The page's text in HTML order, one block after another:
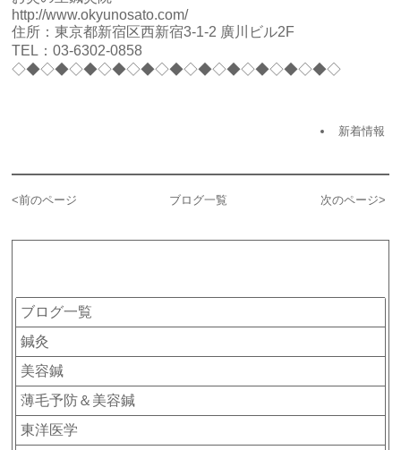
http://www.okyunosato.com/
住所：東京都新宿区西新宿3-1-2 廣川ビル2F
TEL：03-6302-0858
◇◆◇◆◇◆◇◆◇◆◇◆◇◆◇◆◇◆◇◆◇◆◇
新着情報
<前のページ ブログ一覧 次のページ>
ブログ一覧
鍼灸
美容鍼
薄毛予防＆美容鍼
東洋医学